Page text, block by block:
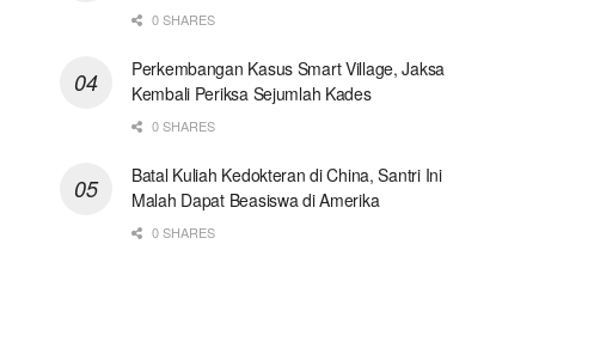
0 SHARES
Perkembangan Kasus Smart Village, Jaksa
Kembali Periksa Sejumlah Kades
0 SHARES
Batal Kuliah Kedokteran di China, Santri Ini
Malah Dapat Beasiswa di Amerika
0 SHARES